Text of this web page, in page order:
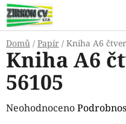
Přejít
na
obsah
Domů / Papír / Kniha A6
Kniha A6
56105
Průměrné
Neohodnoceno